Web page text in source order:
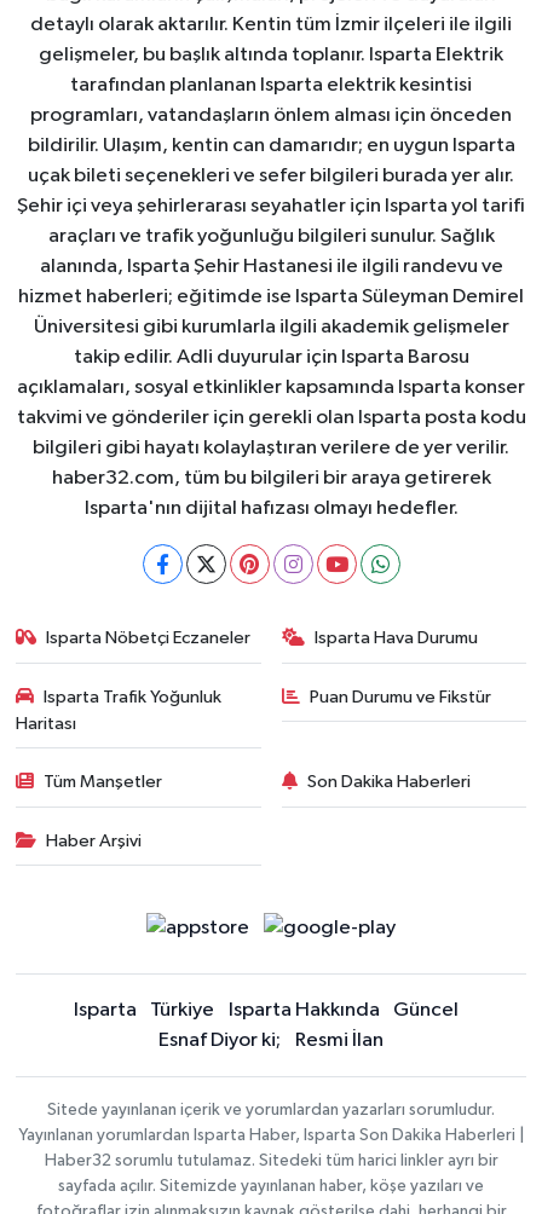
detaylı olarak aktarılır. Kentin tüm İzmir ilçeleri ile ilgili
gelişmeler, bu başlık altında toplanır. Isparta Elektrik
tarafından planlanan Isparta elektrik kesintisi
programları, vatandaşların önlem alması için önceden
bildirilir. Ulaşım, kentin can damarıdır; en uygun Isparta
uçak bileti seçenekleri ve sefer bilgileri burada yer alır.
Şehir içi veya şehirlerarası seyahatler için Isparta yol tarifi
araçları ve trafik yoğunluğu bilgileri sunulur. Sağlık
alanında, Isparta Şehir Hastanesi ile ilgili randevu ve
hizmet haberleri; eğitimde ise Isparta Süleyman Demirel
Üniversitesi gibi kurumlarla ilgili akademik gelişmeler
takip edilir. Adli duyurular için Isparta Barosu
açıklamaları, sosyal etkinlikler kapsamında Isparta konser
takvimi ve gönderiler için gerekli olan Isparta posta kodu
bilgileri gibi hayatı kolaylaştıran verilere de yer verilir.
haber32.com, tüm bu bilgileri bir araya getirerek
Isparta'nın dijital hafızası olmayı hedefler.
Isparta Nöbetçi Eczaneler Isparta Hava Durumu
Isparta Trafik Yoğunluk
Haritası
Puan Durumu ve Fikstür
Tüm Manşetler Son Dakika Haberleri
Haber Arşivi
Isparta Türkiye Isparta Hakkında
Güncel
Esnaf Diyor ki;
Resmi İlan
Sitede yayınlanan içerik ve yorumlardan yazarları sorumludur.
Yayınlanan yorumlardan Isparta Haber, Isparta Son Dakika Haberleri |
Haber32 sorumlu tutulamaz. Sitedeki tüm harici linkler ayrı bir
sayfada açılır. Sitemizde yayınlanan haber, köşe yazıları ve